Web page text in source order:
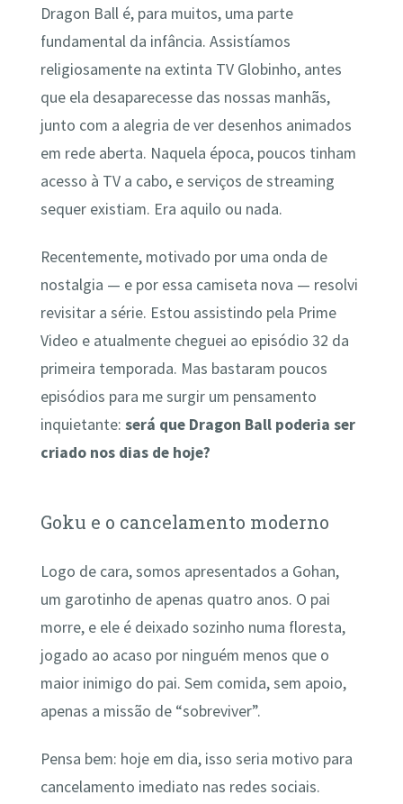
Dragon Ball é, para muitos, uma parte
fundamental da infância. Assistíamos
religiosamente na extinta TV Globinho, antes
que ela desaparecesse das nossas manhãs,
junto com a alegria de ver desenhos animados
em rede aberta. Naquela época, poucos tinham
acesso à TV a cabo, e serviços de streaming
sequer existiam. Era aquilo ou nada.
Recentemente, motivado por uma onda de
nostalgia — e por essa camiseta nova — resolvi
revisitar a série. Estou assistindo pela Prime
Video e atualmente cheguei ao episódio 32 da
primeira temporada. Mas bastaram poucos
episódios para me surgir um pensamento
inquietante: será que Dragon Ball poderia ser
criado nos dias de hoje?
Goku e o cancelamento moderno
Logo de cara, somos apresentados a Gohan,
um garotinho de apenas quatro anos. O pai
morre, e ele é deixado sozinho numa floresta,
jogado ao acaso por ninguém menos que o
maior inimigo do pai. Sem comida, sem apoio,
apenas a missão de “sobreviver”.
Pensa bem: hoje em dia, isso seria motivo para
cancelamento imediato nas redes sociais.